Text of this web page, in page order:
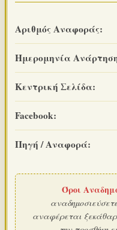
Αριθμός Αναφοράς:
Ημερομηνία
Κεντρική Σελίδα:
Facebook:
Πηγή / Αναφορά:
Όροι
αναφέρεται